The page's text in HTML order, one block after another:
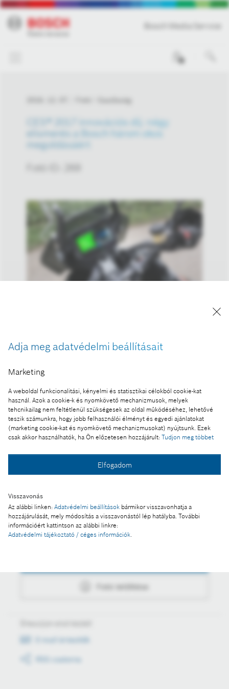
Adja meg adatvédelmi beállításait
Marketing
A weboldal funkcionalitási, kényelmi és statisztikai célokból cookie-kat
használ. Azok a cookie-k és nyomkövető mechanizmusok, melyek
tehcnikailag nem feltétlenül szükségesek az oldal működéséhez, lehetővé
teszik számunkra, hogy jobb felhasználói élményt és egyedi ajánlatokat
(marketing cookie-kat és nyomkövető mechanizmusokat) nyújtsunk. Ezek
csak akkor használhatók, ha Ön előzetesen hozzájárult: Tudjon meg többet
Elfogadom
Visszavonás
Az alábbi linken: Adatvédelmi beállítások bármikor visszavonhatja a
hozzájárulását, mely módosítás a visszavonástól lép hatályba. További
információért kattintson az alábbi linkre:
Adatvédelmi tájékoztató / céges információk
CES® 2017 innovációs díj: négy
elismerés a Bosch három okos
megoldásáért
számára díjmentesen felhasználható.
Ennek a sajtóközleménynek a része:
CES® 2017 innovációs díj: négy elismerés a Bosch
három okos megoldásáért
Műveletek
Fotó letöltése
E-mail értesítők
RSS csatorna